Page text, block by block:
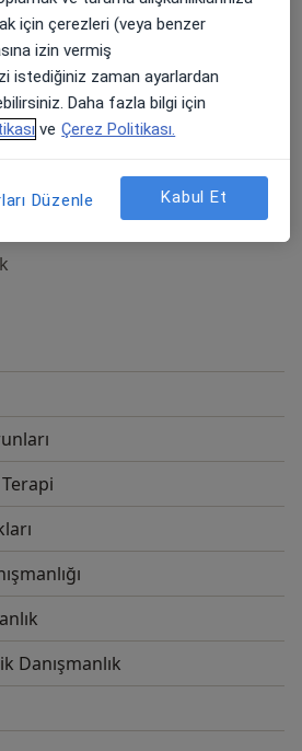
Parkı
Ücretler Hakkında
Danışmanlık
için çerezleri (veya benzer
izin vermiş
istediğiniz zaman ayarlardan
Daha fazla bilgi için
ve Çerez Politikası.
Düzenle Kabul Et